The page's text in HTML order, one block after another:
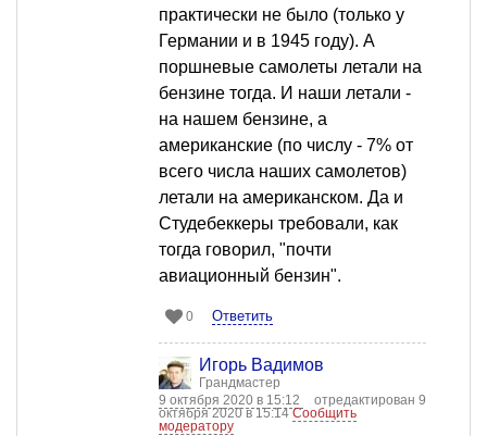
практически не было (только у
Германии и в 1945 году). А
поршневые самолеты летали на
бензине тогда. И наши летали -
на нашем бензине, а
американские (по числу - 7% от
всего числа наших самолетов)
летали на американском. Да и
Студебеккеры требовали, как
тогда говорил, "почти
авиационный бензин".
0 Ответить
Игорь Вадимов
Грандмастер
9 октября 2020 в 15:12
отредактирован 9
октября 2020 в 15:14Сообщить
модератору